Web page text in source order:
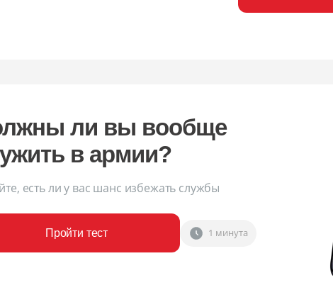
ли вы вообще
в армии?
есть ли у вас шанс избежать службы
Пройти тест 1 минута